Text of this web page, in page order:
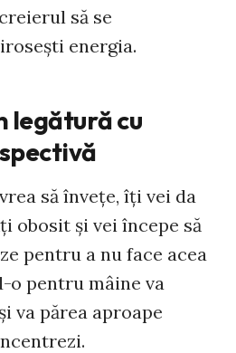
să se
energia.
legătură cu
să înveţe, îţi vei da
obosit şi vei începe să
pentru a nu face acea
o pentru mâine va
va părea aproape